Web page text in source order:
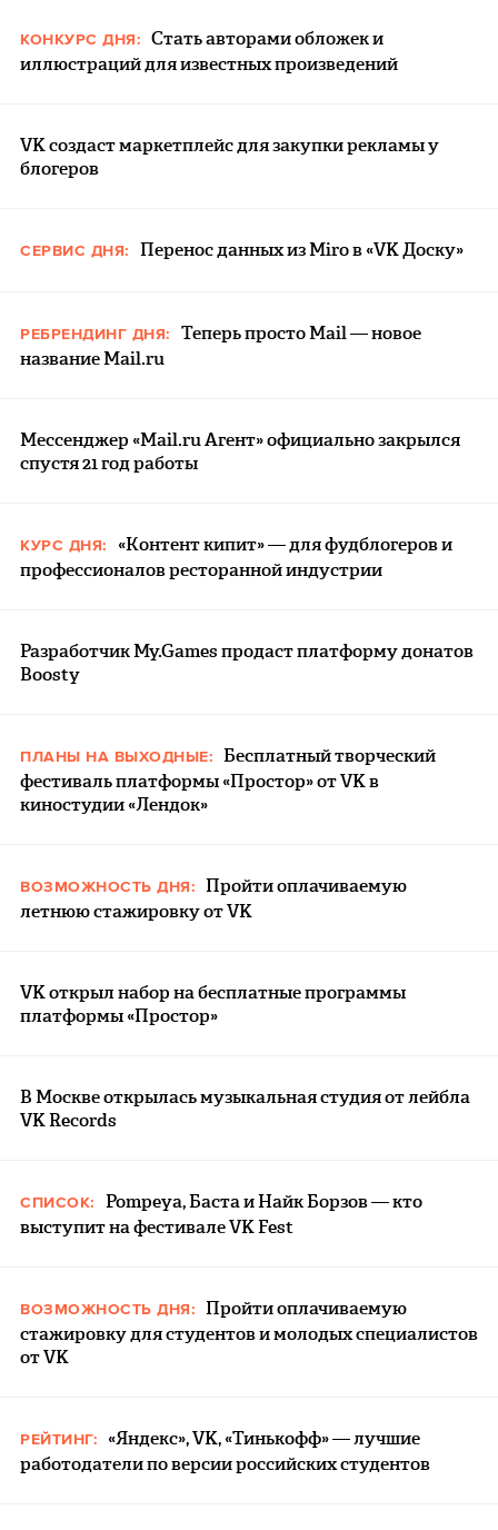
КОНКУРС ДНЯ: Стать авторами обложек и
иллюстраций для известных произведений
VK создаст маркетплейс для закупки рекламы у
блогеров
СЕРВИС ДНЯ: Перенос данных из Miro в «VK Доску»
РЕБРЕНДИНГ ДНЯ:
Теперь просто Mail — новое
название Mail.ru
Мессенджер «Мail.ru Агент» официально закрылся
спустя 21 год работы
КУРС ДНЯ:
«Контент кипит» — для фудблогеров и
профессионалов ресторанной индустрии
Разработчик My.Games продаст платформу донатов
Boosty
ПЛАНЫ НА ВЫХОДНЫЕ: Бесплатный творческий
фестиваль платформы «Простор» от VK в
киностудии «Лендок»
ВОЗМОЖНОСТЬ ДНЯ: Пройти оплачиваемую
летнюю стажировку от VK
VK открыл набор на бесплатные программы
платформы «Простор»
В Москве открылась музыкальная студия от лейбла
VK Records
СПИСОК:
Pompeya, Баста и Найк Борзов — кто
выступит на фестивале VK Fest
ВОЗМОЖНОСТЬ ДНЯ: Пройти оплачиваемую
стажировку для студентов и молодых специалистов
от VK
РЕЙТИНГ:
«Яндекс», VK, «Тинькофф» — лучшие
работодатели по версии российских студентов